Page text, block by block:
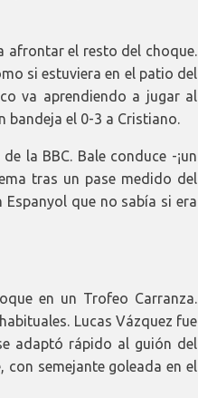
afrontar el resto del choque.
si estuviera en el patio del
va aprendiendo a jugar al
bandeja el 0-3 a Cristiano.
la BBC. Bale conduce -¡un
tras un pase medido del
que no sabía si era
en un Trofeo Carranza.
Lucas Vázquez fue
adaptó rápido al guión del
semejante goleada en el